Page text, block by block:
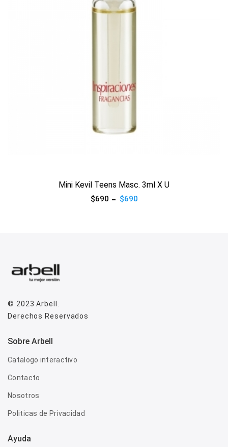
Mini Kevil Teens Masc. 3ml X U
$690 $690
© 2023Arbell
Derechos Reservados
Sobre Arbell
Catalogo interactivo
Contacto
Nosotros
Politicas de Privacidad
Ayuda